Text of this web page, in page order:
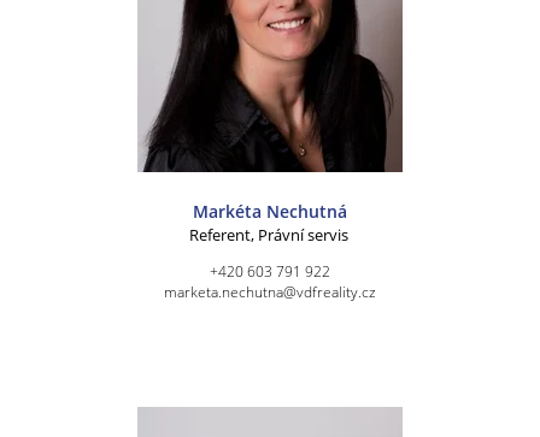
Markéta Nechutná
Referent, Právní servis
+420 603 791 922
marketa.nechutna@vdfreality.cz